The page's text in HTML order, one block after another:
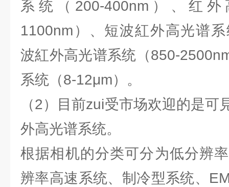
系统（200-400nm）、红
1100nm）、短波紅外高光谱
波紅外高光谱系统（850-
系统（8-12μm）。
（2）目前zui受市场欢迎的是可
外高光谱系统。
根据相机的分类可分为低分辨
辨率高速系统、制冷型系统、